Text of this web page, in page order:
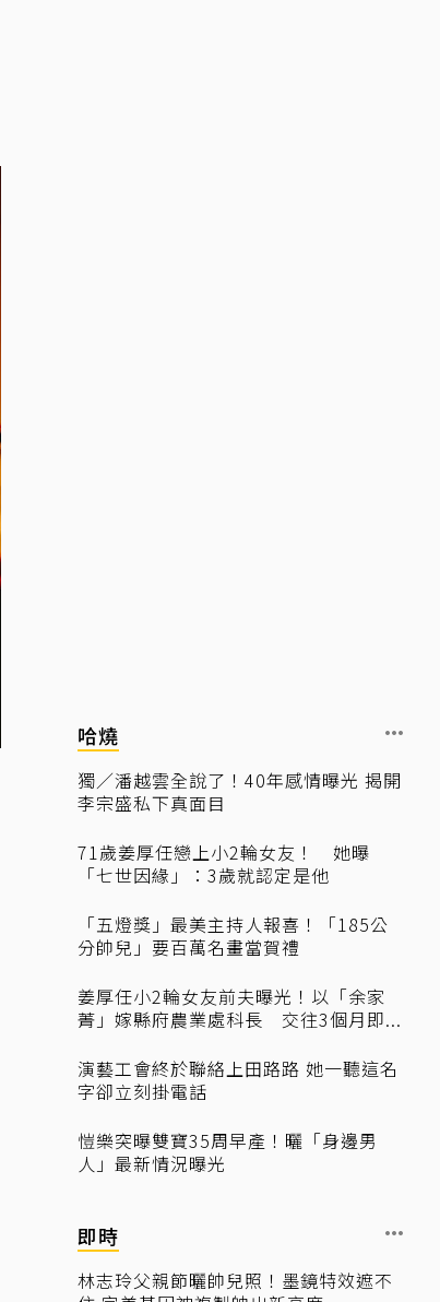
哈燒
獨／潘越雲全說了！40年感情曝光 揭開
李宗盛私下真面目
71歲姜厚任戀上小2輪女友！ 她曝
「七世因緣」：3歲就認定是他
「五燈獎」最美主持人報喜！「185公
分帥兒」要百萬名畫當賀禮
姜厚任小2輪女友前夫曝光！以「余家
菁」嫁縣府農業處科長 交往3個月即...
演藝工會終於聯絡上田路路 她一聽這名
字卻立刻掛電話
愷樂突曝雙寶35周早產！曬「身邊男
人」最新情況曝光
即時
林志玲父親節曬帥兒照！墨鏡特效遮不